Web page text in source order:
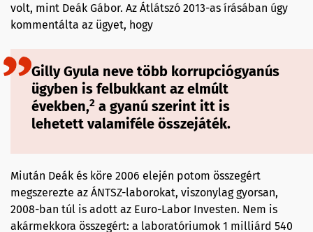
volt, mint Deák Gábor. Az Átlátszó 2013-as írásában úgy
kommentálta az ügyet, hogy
Gilly Gyula neve több korrupciógyanús
ügyben is felbukkant az elmúlt
években,2 a gyanú szerint itt is
lehetett valamiféle összejáték.
Miután Deák és köre 2006 elején potom összegért
megszerezte az ÁNTSZ-laborokat, viszonylag gyorsan,
2008-ban túl is adott az Euro-Labor Investen. Nem is
akármekkora összegért: a laboratóriumok 1 milliárd 540